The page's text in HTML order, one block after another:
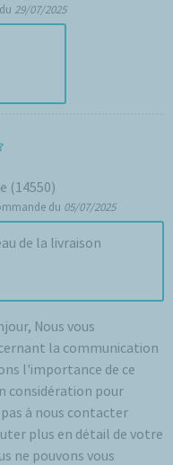
29/07/2025
(14550)
du 05/07/2025
de la livraison
Nous vous
la communication
l'importance de ce
considération pour
à nous contacter
plus en détail de votre
ne pouvons vous